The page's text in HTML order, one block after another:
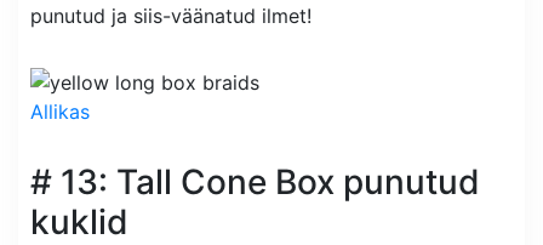
punutud ja siis-väänatud ilmet!
Allikas
# 13: Tall Cone Box punutud
kuklid